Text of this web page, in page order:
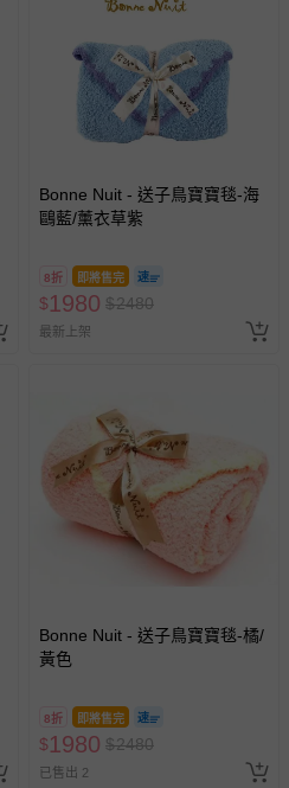
Bonne Nuit - 送子鳥寶寶毯-海
鷗藍/薰衣草紫
8折 即將售完
$1980 $2480
最新上架
Bonne Nuit - 送子鳥寶寶毯-橘/
黃色
8折 即將售完
$1980 $2480
已售出 2